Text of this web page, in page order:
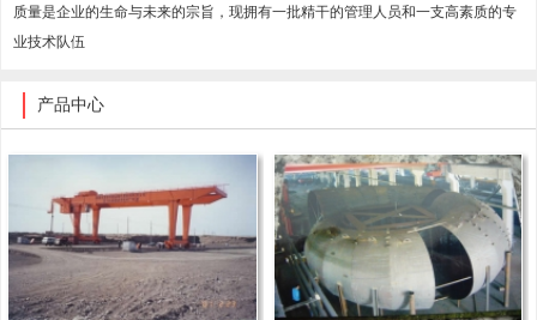
质量是企业的生命与未来的宗旨，现拥有一批精干的管理人员和一支高素质的专
业技术队伍
产品中心